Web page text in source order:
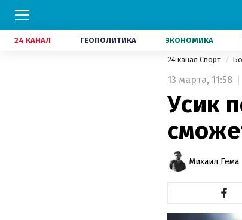
24 КАНАЛ ГЕОПОЛИТИКА ЭКОНОМИКА
24 канал Спорт
13 марта, 11:58
Усик
Михаил Гема